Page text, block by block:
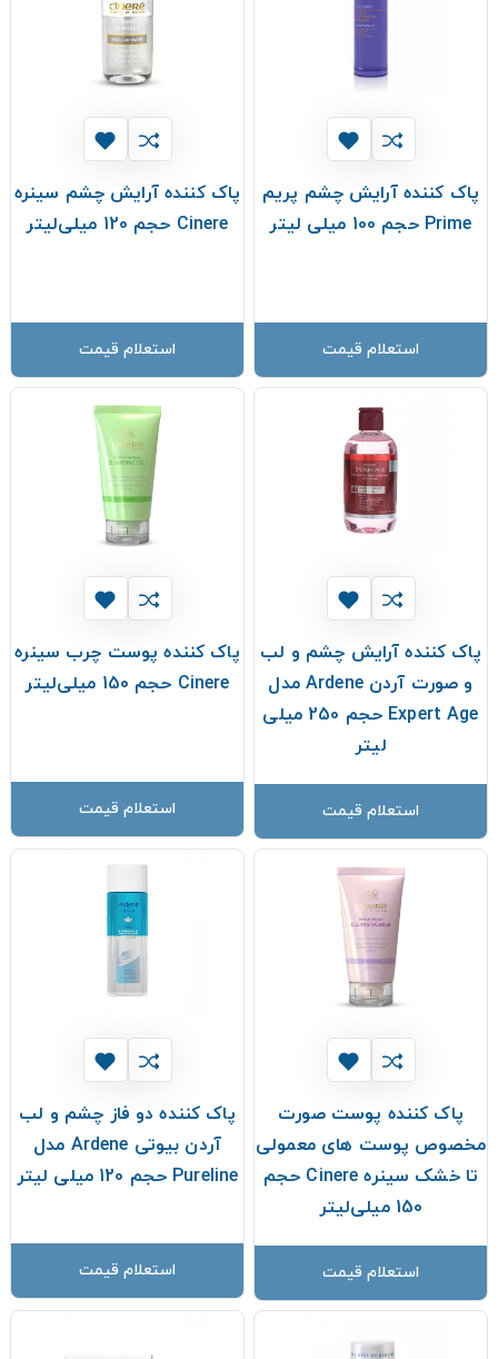
پاک کننده آرایش چشم پریم
Prime حجم 100 میلی لیتر
استعلام قیمت
پاک کننده آرایش چشم سینره
Cinere حجم 120 میلی‌لیتر
استعلام قیمت
پاک کننده آرایش چشم و لب
و صورت آردن Ardene مدل
Expert Age حجم 250 میلی
لیتر
استعلام قیمت
پاک کننده پوست چرب سینره
Cinere حجم 150 میلی‌لیتر
استعلام قیمت
پاک کننده پوست صورت
مخصوص پوست های معمولی
تا خشک سینره Cinere حجم
150 میلی‌لیتر
استعلام قیمت
پاک کننده دو فاز چشم و لب
آردن بیوتی Ardene مدل
Pureline حجم 120 میلی لیتر
استعلام قیمت